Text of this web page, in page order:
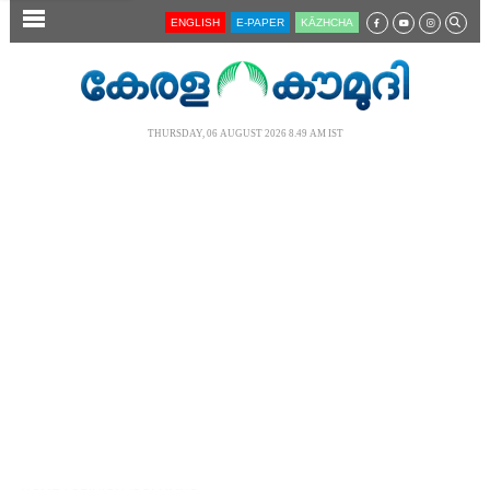
SECTIONS ENGLISH E-PAPER KĀZHCHA
THURSDAY, 06 AUGUST 2026 8.49 AM IST